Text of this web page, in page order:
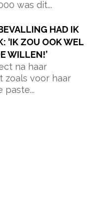
was dit...
HAD IK
‘IK ZOU OOK WEL
WILLEN!’
na haar
zoals voor haar
paste...